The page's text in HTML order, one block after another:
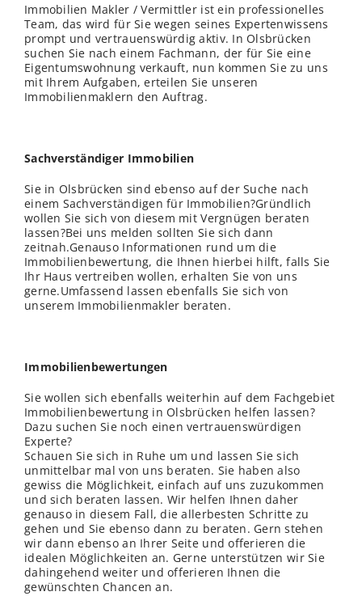
Immobilien Makler / Vermittler ist ein professionelles
Team, das wird für Sie wegen seines Expertenwissens
prompt und vertrauenswürdig aktiv. In Olsbrücken
suchen Sie nach einem Fachmann, der für Sie eine
Eigentumswohnung verkauft, nun kommen Sie zu uns
mit Ihrem Aufgaben, erteilen Sie unseren
Immobilienmaklern den Auftrag.
Sachverständiger Immobilien
Sie in Olsbrücken sind ebenso auf der Suche nach
einem Sachverständigen für Immobilien?Gründlich
wollen Sie sich von diesem mit Vergnügen beraten
lassen?Bei uns melden sollten Sie sich dann
zeitnah.Genauso Informationen rund um die
Immobilienbewertung, die Ihnen hierbei hilft, falls Sie
Ihr Haus vertreiben wollen, erhalten Sie von uns
gerne.Umfassend lassen ebenfalls Sie sich von
unserem Immobilienmakler beraten.
Immobilienbewertungen
Sie wollen sich ebenfalls weiterhin auf dem Fachgebiet
Immobilienbewertung in Olsbrücken helfen lassen?
Dazu suchen Sie noch einen vertrauenswürdigen
Experte?
Schauen Sie sich in Ruhe um und lassen Sie sich
unmittelbar mal von uns beraten. Sie haben also
gewiss die Möglichkeit, einfach auf uns zuzukommen
und sich beraten lassen. Wir helfen Ihnen daher
genauso in diesem Fall, die allerbesten Schritte zu
gehen und Sie ebenso dann zu beraten. Gern stehen
wir dann ebenso an Ihrer Seite und offerieren die
idealen Möglichkeiten an. Gerne unterstützen wir Sie
dahingehend weiter und offerieren Ihnen die
gewünschten Chancen an.